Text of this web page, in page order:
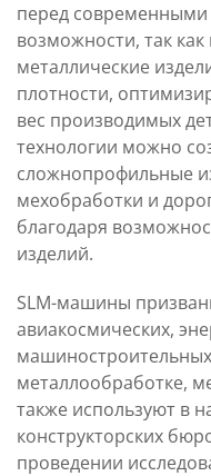
перед
возможности, так как
металлические
плотности,
вес производимых
технологии можно
сложнопрофильные
мехобработки и
благодаря
изделий.
SLM-машины
авиакосмических,
металлообработке,
также используют в
конструкторских
проведении